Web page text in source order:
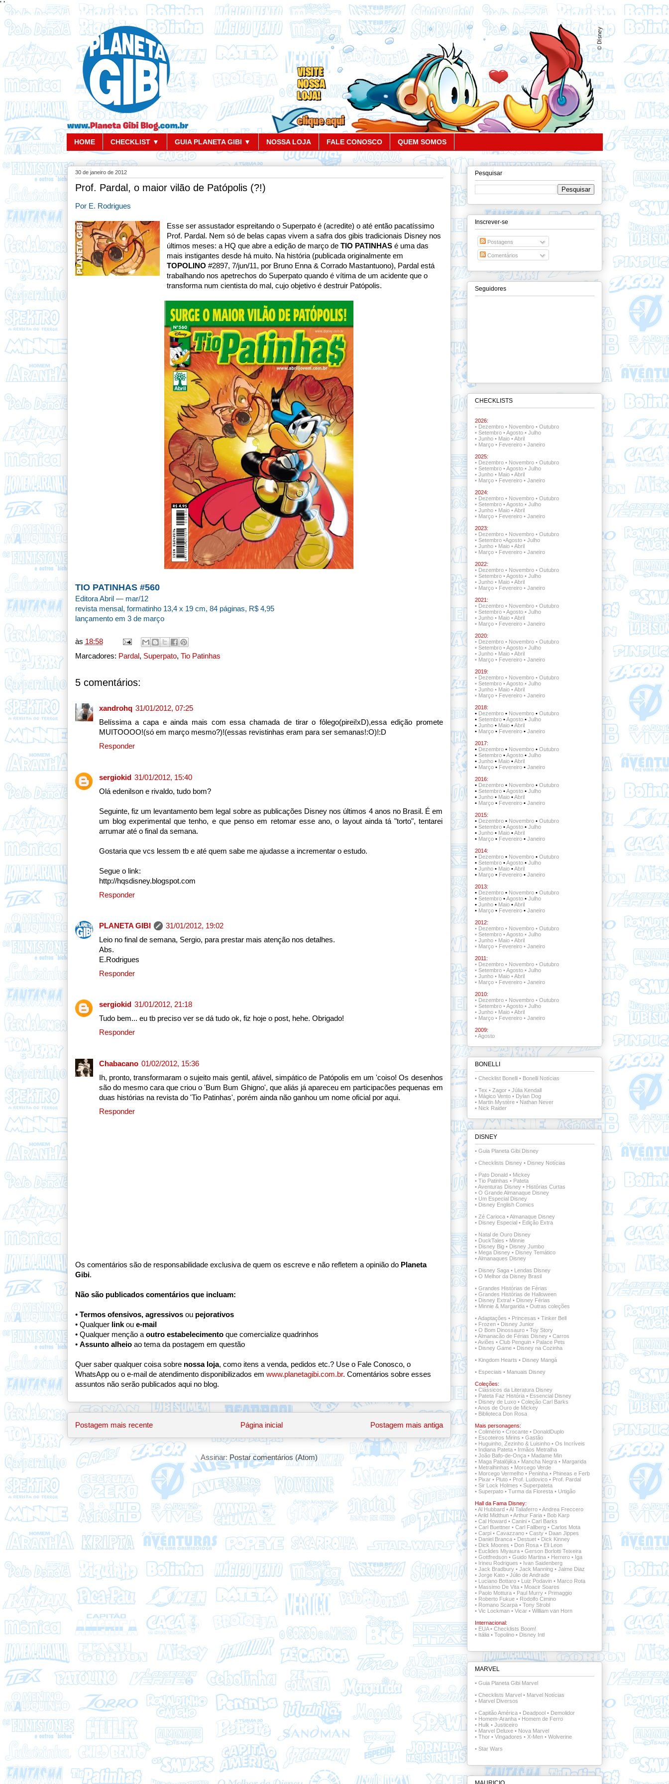
' '
HOME CHECKLIST ▼ GUIA PLANETA GIBI ▼ NOSSA LOJA FALE CONOSCO QUEM SOMOS
30 de janeiro de 2012
Prof. Pardal, o maior vilão de Patópolis (?!)
Por E. Rodrigues
Esse ser assustador espreitando o Superpato é (acredite) o até então pacatíssimo
Prof. Pardal. Nem só de belas capas vivem a safra dos gibis tradicionais Disney nos
últimos meses: a HQ que abre a edição de março deTIO PATINHAS é uma das
mais instigantes desde há muito. Na história (publicada originalmente em
TOPOLINO #2897, 7/jun/11, por Bruno Enna & Corrado Mastantuono), Pardal está
trabalhando nos apetrechos do Superpato quando é vítima de um acidente que o
transforma num cientista do mal, cujo objetivo é destruir Patópolis.
TIO PATINHAS #560
Editora Abril — mar/12
revista mensal, formatinho 13,4 x 19 cm, 84 páginas, R$ 4,95
lançamento em 3 de março
às 18:58
Marcadores: Pardal , Superpato, Tio Patinhas
5 comentários:
xandrohq 31/01/2012, 07:25
Belíssima a capa e ainda mais com essa chamada de tirar o fôlego(pirei!xD),essa edição promete
MUITOOOO!(só em março mesmo?)!(essas revistinhas eram para ser semanas!:O)!:D
Responder
sergiokid 31/01/2012, 15:40
Olá edenilson e rivaldo, tudo bom?
Seguinte, fiz um levantamento bem legal sobre as publicações Disney nos últimos 4 anos no Brasil. É em
um blog experimental que tenho, e que penso em retomar esse ano, o layout ainda tá "torto", tentarei
arrumar até o final da semana.
Gostaria que vcs lessem tb e até quem sabe me ajudasse a incrementar o estudo.
Segue o link:
http://hqsdisney.blogspot.com
Responder
PLANETA GIBI
31/01/2012, 19:02
Leio no final de semana, Sergio, para prestar mais atenção nos detalhes.
Abs.
E.Rodrigues
Responder
sergiokid 31/01/2012, 21:18
Tudo bem... eu tb preciso ver se dá tudo ok, fiz hoje o post, hehe. Obrigado!
Responder
Chabacano 01/02/2012, 15:36
Ih, pronto, transformaram o sujeito mais gentil, afável, simpático de Patópolis em um 'coiso! Os desenhos
são do mesmo cara que criou o 'Bum Bum Ghigno', que aliás já apareceu em participacões pequenas em
duas histórias na revista do 'Tio Patinhas', porém ainda não ganhou um nome oficial por aqui.
Responder
Os comentários são de responsabilidade exclusiva de quem os escreve e não refletem a opinião do Planeta
Gibi.
Não são publicados comentários que incluam:
• Termos ofensivos, agressivosou pejorativos
• Qualquer linkou e-mail
• Qualquer menção a outro estabelecimentoque comercialize quadrinhos
• Assunto alheioao tema da postagem em questão
Quer saber qualquer coisa sobre nossa loja, como itens a venda, pedidos etc.? Use o Fale Conosco, o
WhatsApp ou o e-mail de atendimento disponibilizados em www.planetagibi.com.br. Comentários sobre esses
assuntos não serão publicados aqui no blog.
Postagem mais recente Postagem mais antiga
Página inicial
Assinar: Postar comentários (Atom)
Pesquisar
Inscrever-se
Postagens
Comentários
Seguidores
CHECKLISTS
2026:
• Dezembro• Novembro• Outubro
• Setembro•Agosto• Julho
• Junho• Maio•Abril
• Março• Fevereiro• Janeiro
2025:
• Dezembro• Novembro• Outubro
• Setembro•Agosto• Julho
• Junho• Maio•Abril
• Março• Fevereiro• Janeiro
2024:
• Dezembro• Novembro• Outubro
• Setembro•Agosto• Julho
• Junho• Maio•Abril
• Março• Fevereiro• Janeiro
2023:
• Dezembro• Novembro• Outubro
• Setembro•Agosto• Julho
• Junho• Maio•Abril
• Março• Fevereiro• Janeiro
2022:
• Dezembro • Novembro• Outubro
• Setembro •Agosto• Julho
• Junho• Maio•Abril
• Março• Fevereiro• Janeiro
2021:
• Dezembro • Novembro • Outubro
• Setembro•Agosto• Julho
• Junho• Maio•Abril
• Março• Fevereiro• Janeiro
2020:
• Dezembro• Novembro• Outubro
• Setembro•Agosto• Julho
• Junho• Maio•Abril
• Março• Fevereiro• Janeiro
2019:
• Dezembro• Novembro• Outubro
• Setembro•Agosto• Julho
• Junho• Maio•Abril
• Março• Fevereiro• Janeiro
2018:
• Dezembro• Novembro• Outubro
• Setembro•Agosto• Julho
• Junho• Maio•Abril
• Março• Fevereiro• Janeiro
2017:
• Dezembro• Novembro• Outubro
• Setembro•Agosto• Julho
• Junho• Maio•Abril
• Março• Fevereiro• Janeiro
2016:
• Dezembro• Novembro• Outubro
• Setembro•Agosto• Julho
• Junho• Maio•Abril
• Março• Fevereiro• Janeiro
2015:
• Dezembro• Novembro• Outubro
• Setembro•Agosto• Julho
• Junho• Maio•Abril
• Março• Fevereiro• Janeiro
2014:
• Dezembro • Novembro • Outubro
• Setembro• Agosto • Julho
• Junho• Maio•Abril
• Março• Fevereiro• Janeiro
2013:
• Dezembro• Novembro• Outubro
• Setembro•Agosto• Julho
• Junho• Maio•Abril
• Março• Fevereiro• Janeiro
2012:
• Dezembro• Novembro• Outubro
• Setembro •Agosto• Julho
• Junho• Maio •Abril
• Março• Fevereiro• Janeiro
2011:
• Dezembro• Novembro• Outubro
• Setembro•Agosto• Julho
• Junho• Maio•Abril
• Março• Fevereiro• Janeiro
2010:
• Dezembro• Novembro• Outubro
• Setembro•Agosto• Julho
• Junho• Maio•Abril
• Março• Fevereiro• Janeiro
2009:
•Agosto
BONELLI
• Checklist Bonelli• Bonelli Notícias
• Tex • Zagor• Júlia Kendall
• Mágico Vento • Dylan Dog
• Martin Mystère • Nathan Never
• Nick Raider
DISNEY
• Guia Planeta Gibi Disney
• Checklists Disney• Disney Notícias
• Pato Donald• Mickey
• Tio Patinhas • Pateta
• Aventuras Disney • Histórias Curtas
• O Grande Almanaque Disney
• Um Especial Disney
• Disney English Comics
• Zé Carioca •Almanaque Disney
• Disney Especial • Edição Extra
• Natal de Ouro Disney
• DuckTales • Minnie
• Disney Big • Disney Jumbo
• Mega Disney • Disney Temático
•Almanaques Disney
• Disney Saga• Lendas Disney
• O Melhor da Disney Brasil
• Grandes Histórias de Férias
• Grandes Histórias de Halloween
• Disney Extra! • Disney Férias
• Minnie & Margarida• Outras coleções
• Adaptações • Princesas • Tinker Bell
• Frozen• Disney Junior
• O Bom Dinossauro • Toy Story
•Almanacão de Férias Disney • Carros
• Aviões • Club Penguin• Palace Pets
• Disney Game• Disney na Cozinha
• Kingdom Hearts • Disney Mangá
• Especiais • Manuais Disney
Coleções:
• Clássicos da Literatura Disney
• Pateta Faz História• Essencial Disney
• Disney de Luxo• Coleção Carl Barks
•Anos de Ouro de Mickey
• Biblioteca Don Rosa
Mais personagens:
• Colimério• Crocante• DonaldDuplo
• Escoteiros Mirins • Gastão
• Huguinho, Zezinho & Luisinho• Os Incríveis
• Indiana Pateta • Irmãos Metralha
• João Bafo-de-Onça • Madame Min
• Maga Patalójika• Mancha Negra• Margarida
• Metralhinhas • Morcego Verde
• Morcego Vermelho • Peninha• Phineas e Ferb
• Pixar• Pluto• Prof. Ludovico • Prof. Pardal
• Sir Lock Holmes • Superpateta
• Superpato• Turma da Floresta• Urtigão
Hall da Fama Disney:
•Al Hubbard•Al Taliaferro•Andrea Freccero
•Arild Midthun•Arthur Faria• Bob Karp
• Cal Howard• Canini• Carl Barks
• Carl Buettner• Carl Fallberg • Carlos Mota
• Carpi • Cavazzano• Casty• Daan Jippes
• Daniel Branca• Destuet• Dick Kinney
• Dick Moores • Don Rosa• Eli Leon
• Euclides Miyaura • Gerson Borlotti Teixeira
• Gottfredson • Guido Martina • Herrero• Iga
• Irineu Rodrigues • Ivan Saidenberg
• Jack Bradbury• Jack Manning• Jaime Diaz
• Jorge Kato• Júlio de Andrade
• Luciano Bottaro• Luiz Podavin• Marco Rota
• Massimo De Vita • Moacir Soares
• Paolo Mottura • Paul Murry • Primaggio
• Roberto Fukue • Rodolfo Cimino
• Romano Scarpa • Tony Strobl
• Vic Lockman• Vicar • William van Horn
Internacional:
• EUA • Checklists Boom!
• Itália • Topolino • Disney Intl
MARVEL
• Guia Planeta Gibi Marvel
• Checklists Marvel• Marvel Notícias
• Marvel Diversos
• Capitão América• Deadpool• Demolidor
• Homem-Aranha• Homem de Ferro
• Hulk • Justiceiro
• Marvel Deluxe• Nova Marvel
• Thor • Vingadores • X-Men• Wolverine
• Star Wars